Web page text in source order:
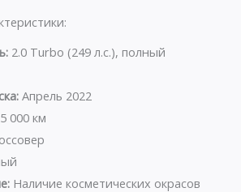
2.0 Turbo (249 л.с.), полный
Апрель 2022
000 км
Наличие косметических окрасов